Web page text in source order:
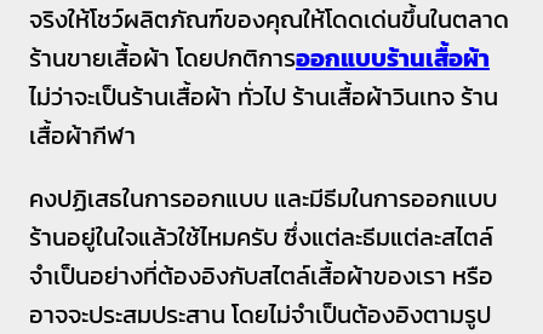
จริงให้โชว์ผลิตภัณฑ์ของคุณให้โดดเด่นขึ้นในตลาด
ร้านขายเสื้อผ้า โดยปกติการออกแบบร้านเสื้อผ้า
ไม่ว่าจะเป็นร้านเสื้อผ้า ทั่วไป ร้านเสื้อผ้าวินเทจ ร้าน
เสื้อผ้ากีฬา
คงปฏิเสธในการออกแบบ และมีธีมในการออกแบบ
ร้านอยู่ในใจแล้วใช้ไหมครับ ซึ่งแต่ละธีมแต่ละสไตล์
จำเป็นอย่างที่ต้องอิงกับสไตล์เสื้อผ้าของเรา หรือ
อาจจะประสมประสาน โดยไม่จำเป็นต้องอิงตามรูป